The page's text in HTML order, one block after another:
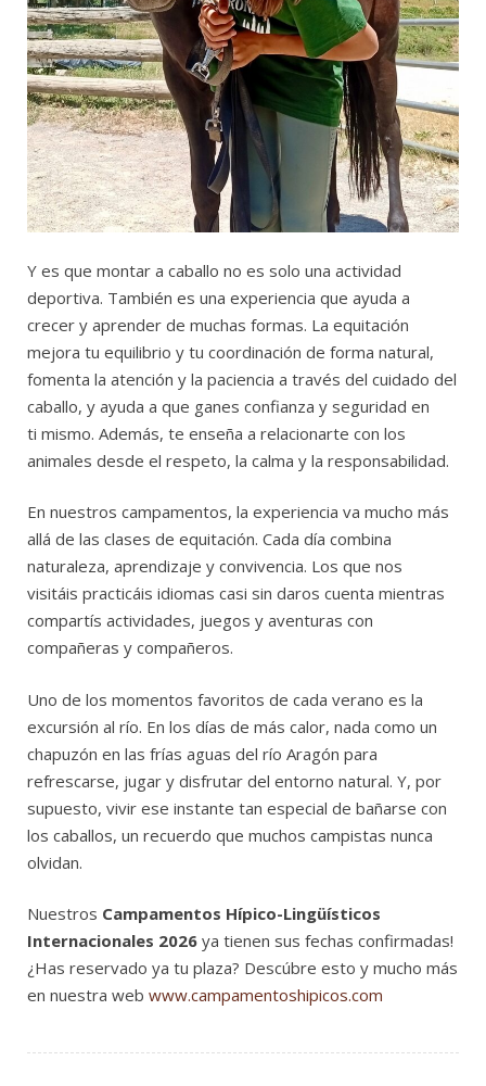
Y es que montar a caballo no es solo una actividad
deportiva. También es una experiencia que ayuda a
crecer y aprender de muchas formas. La equitación
mejora tu equilibrio y tu coordinación de forma natural,
fomenta la atención y la paciencia a través del cuidado del
caballo, y ayuda a que ganes confianza y seguridad en
ti mismo. Además, te enseña a relacionarte con los
animales desde el respeto, la calma y la responsabilidad.
En nuestros campamentos, la experiencia va mucho más
allá de las clases de equitación. Cada día combina
naturaleza, aprendizaje y convivencia. Los que nos
visitáis practicáis idiomas casi sin daros cuenta mientras
compartís actividades, juegos y aventuras con
compañeras y compañeros.
Uno de los momentos favoritos de cada verano es la
excursión al río. En los días de más calor, nada como un
chapuzón en las frías aguas del río Aragón para
refrescarse, jugar y disfrutar del entorno natural. Y, por
supuesto, vivir ese instante tan especial de bañarse con
los caballos, un recuerdo que muchos campistas nunca
olvidan.
Nuestros Campamentos Hípico-Lingüísticos
Internacionales 2026 ya tienen sus fechas confirmadas!
¿Has reservado ya tu plaza? Descúbre esto y mucho más
en nuestra web www.campamentoshipicos.com